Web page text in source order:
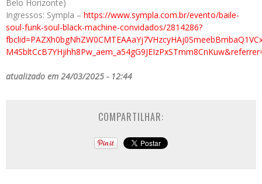
Belo Horizonte)
Ingressos: Sympla – https://www.sympla.com.br/evento/baile-
soul-funk-soul-black-machine-convidados/2814286?
atualizado em 24/03/2025 - 12:44
COMPARTILHAR: